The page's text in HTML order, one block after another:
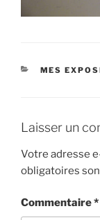
MES
Laisser un
Votre adresse
obligatoires
Commentaire*